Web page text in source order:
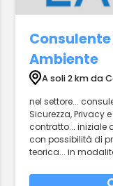
Ambiente
A soli 2 km da
nel settore...
Sicurezza, Privacy
contratto... iniziale
con possibilità di
teorica... in